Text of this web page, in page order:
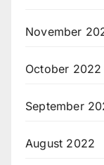
November
October 2022
September
August 2022